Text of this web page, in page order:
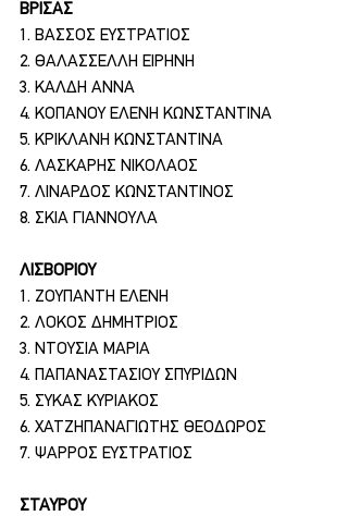
ΒΡΙΣΑΣ
1. ΒΑΣΣΟΣ ΕΥΣΤΡΑΤΙΟΣ
2. ΘΑΛΑΣΣΕΛΛΗ ΕΙΡΗΝΗ
3. ΚΑΛΔΗ ΑΝΝΑ
4. ΚΟΠΑΝΟΥ ΕΛΕΝΗ ΚΩΝΣΤΑΝΤΙΝΑ
5. ΚΡΙΚΛΑΝΗ ΚΩΝΣΤΑΝΤΙΝΑ
6. ΛΑΣΚΑΡΗΣ ΝΙΚΟΛΑΟΣ
7. ΛΙΝΑΡΔΟΣ ΚΩΝΣΤΑΝΤΙΝΟΣ
8. ΣΚΙΑ ΓΙΑΝΝΟΥΛΑ
ΛΙΣΒΟΡΙΟΥ
1. ΖΟΥΠΑΝΤΗ ΕΛΕΝΗ
2. ΛΟΚΟΣ ΔΗΜΗΤΡΙΟΣ
3. ΝΤΟΥΣΙΑ ΜΑΡΙΑ
4. ΠΑΠΑΝΑΣΤΑΣΙΟΥ ΣΠΥΡΙΔΩΝ
5. ΣΥΚΑΣ ΚΥΡΙΑΚΟΣ
6. ΧΑΤΖΗΠΑΝΑΓΙΩΤΗΣ ΘΕΟΔΩΡΟΣ
7. ΨΑΡΡΟΣ ΕΥΣΤΡΑΤΙΟΣ
ΣΤΑΥΡΟΥ